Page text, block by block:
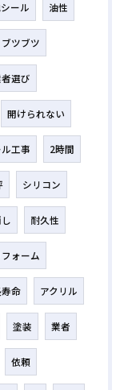
ール 油性
ブツブツ
選び
開けられない
工事 2時間
シリコン
耐久性
フォーム
命 アクリル
塗装 業者
依頼